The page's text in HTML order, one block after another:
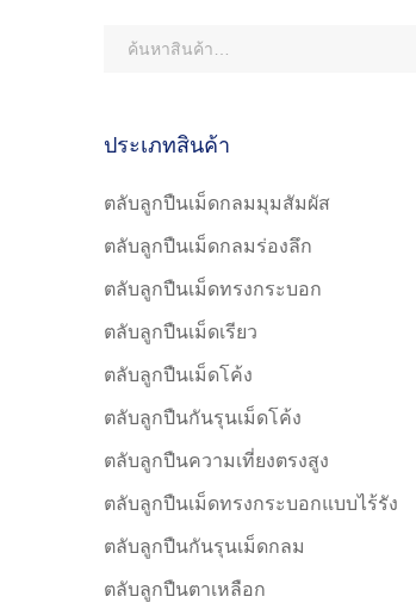
ประเภทสินค้า
ตลับลูกปืนเม็ดกลมมุมสัมผัส
ตลับลูกปืนเม็ดกลมร่องลึก
ตลับลูกปืนเม็ดทรงกระบอก
ตลับลูกปืนเม็ดเรียว
ตลับลูกปืนเม็ดโค้ง
ตลับลูกปืนกันรุนเม็ดโค้ง
ตลับลูกปืนความเที่ยงตรงสูง
ตลับลูกปืนเม็ดทรงกระบอกแบบไร้รัง
ตลับลูกปืนกันรุนเม็ดกลม
ตลับลูกปืนตาเหลือก